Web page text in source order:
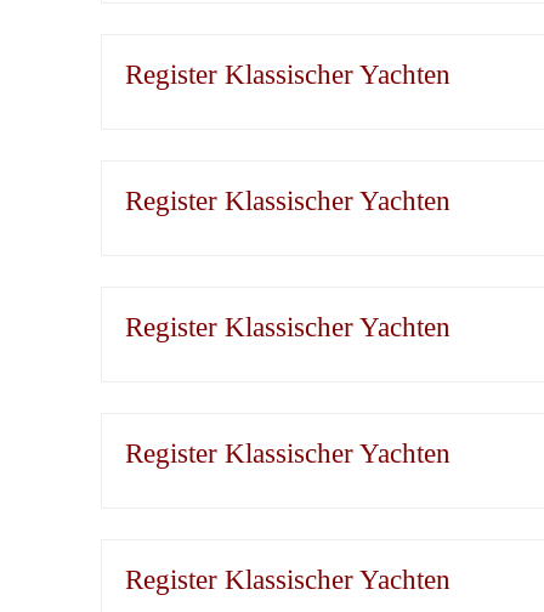
Register Klassischer Yachten
Register Klassischer Yachten
Register Klassischer Yachten
Register Klassischer Yachten
Register Klassischer Yachten